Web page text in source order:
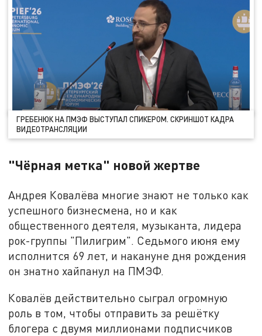
ГРЕБЕНЮК НА ПМЭФ ВЫСТУПАЛ СПИКЕРОМ. СКРИНШОТ КАДРА
ВИДЕОТРАНСЛЯЦИИ
"Чёрная метка" новой жертве
Андрея Ковалёва многие знают не только как
успешного бизнесмена, но и как
общественного деятеля, музыканта, лидера
рок-группы "Пилигрим". Седьмого июня ему
исполнится 69 лет, и накануне дня рождения
он знатно хайпанул на ПМЭФ.
Ковалёв действительно сыграл огромную
роль в том, чтобы отправить за решётку
блогера с двумя миллионами подписчиков